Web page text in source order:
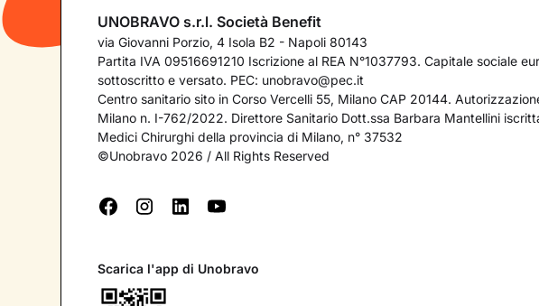
UNOBRAVO s.r.l. Società Benefit
via Giovanni Porzio, 4 Isola B2 - Napoli 80143
Partita IVA 09516691210 Iscrizione al REA N°1037793. Capitale sociale
sottoscritto e versato. PEC: unobravo@pec.it
Centro sanitario sito in Corso Vercelli 55, Milano CAP 20144.
Milano n. I-762/2022. Direttore Sanitario Dott.ssa Barbara Mantellini
Medici Chirurghi della provincia di Milano, n° 37532
©Unobravo 2026 / All Rights Reserved
Scarica l'app di Unobravo